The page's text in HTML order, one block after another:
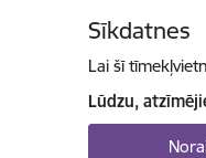
Sīkdatnes
Lai šī
Lūdzu,